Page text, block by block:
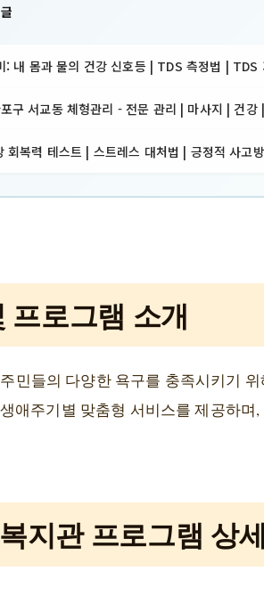
: 내 몸과 물의 건강 신호등 | TDS 측정법 | TDS
구 서교동 체형관리 - 전문 관리 | 마사지 | 건
회복력 테스트 | 스트레스 대처법 | 긍정적 사고
프로그램 소개
민들의 다양한 욕구를 충족시키기
애주기별 맞춤형 서비스를 제공하
지관 프로그램 상